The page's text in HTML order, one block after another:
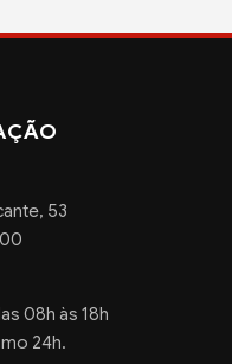
53
08h às 18h
24h.